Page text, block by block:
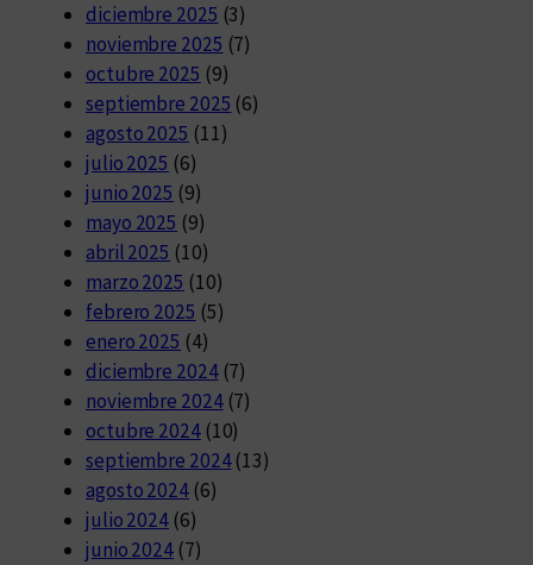
diciembre 2025 (3)
noviembre 2025 (7)
octubre 2025 (9)
septiembre 2025 (6)
agosto 2025 (11)
julio 2025 (6)
junio 2025 (9)
mayo 2025 (9)
abril 2025 (10)
marzo 2025 (10)
febrero 2025 (5)
enero 2025 (4)
diciembre 2024(7)
noviembre 2024(7)
octubre 2024(10)
septiembre 2024(13)
agosto 2024(6)
julio 2024 (6)
junio 2024 (7)